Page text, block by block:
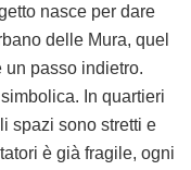
nasce per dare
delle Mura, quel
un passo indietro.
In quartieri
spazi sono stretti e
è già fragile, ogni